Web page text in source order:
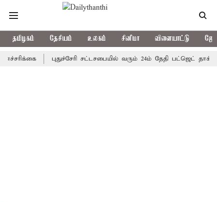
தமிழகம் தேசியம் உலகம் சினிமா விளையாட்டு
புதுச்சேரி சட்டசபையில் வரும் 24ம் தேதி பட்ஜெட் தாக்கல்